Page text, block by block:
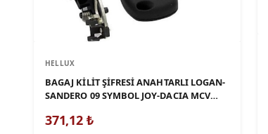
HELLUX
BAGAJ KİLİT ŞİFRESİ ANAHTARLI LOGAN-
SANDERO 09 SYMBOL JOY-DACIA MCV
371,12₺